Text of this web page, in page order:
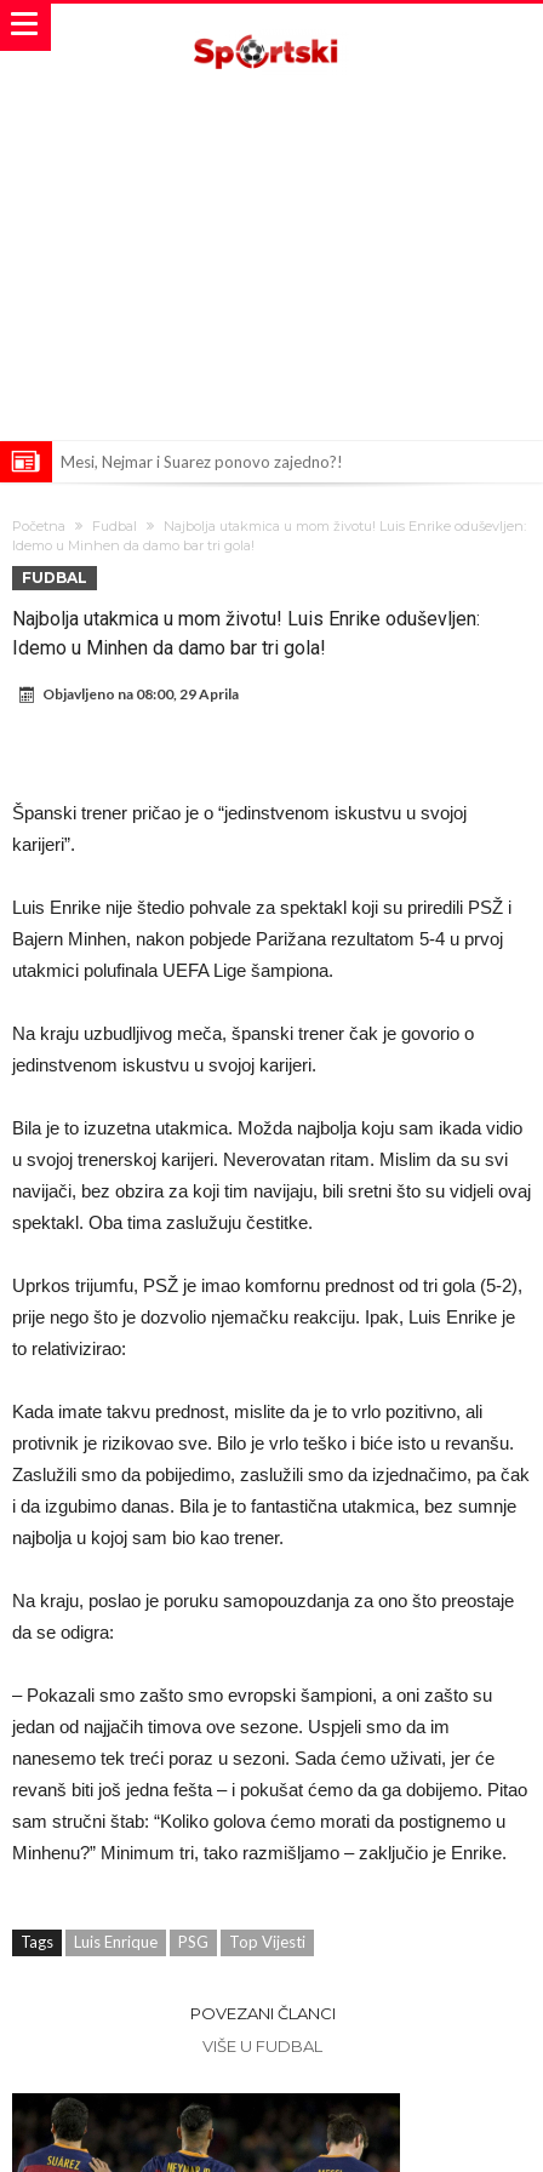
Mesi, Nejmar i Suarez ponovo zajedno?!
miliona eura!
Rashford se vratio u Manchester United. Odbija Tursku i Saudijsku
Arabiju
Darwin Núñez blizu Trabzonsporu
Ferran Torres sve bliže PSG-u
Početna Fudbal
Najbolja utakmica u mom životu! Luis Enrike oduševljen:
Idemo u Minhen da damo bar tri gola!
FUDBAL
Najbolja utakmica u mom životu! Luis Enrike oduševljen:
Idemo u Minhen da damo bar tri gola!
Objavljeno na 08:00, 29 Aprila
Španski trener pričao je o “jedinstvenom iskustvu u svojoj
karijeri”.
Luis Enrike nije štedio pohvale za spektakl koji su priredili PSŽ i
Bajern Minhen, nakon pobjede Parižana rezultatom 5-4 u prvoj
utakmici polufinala UEFA Lige šampiona.
Na kraju uzbudljivog meča, španski trener čak je govorio o
jedinstvenom iskustvu u svojoj karijeri.
Bila je to izuzetna utakmica. Možda najbolja koju sam ikada vidio
u svojoj trenerskoj karijeri. Neverovatan ritam. Mislim da su svi
navijači, bez obzira za koji tim navijaju, bili sretni što su vidjeli ovaj
spektakl. Oba tima zaslužuju čestitke.
Uprkos trijumfu, PSŽ je imao komfornu prednost od tri gola (5-2),
prije nego što je dozvolio njemačku reakciju. Ipak, Luis Enrike je
to relativizirao:
Kada imate takvu prednost, mislite da je to vrlo pozitivno, ali
protivnik je rizikovao sve. Bilo je vrlo teško i biće isto u revanšu.
Zaslužili smo da pobijedimo, zaslužili smo da izjednačimo, pa čak
i da izgubimo danas. Bila je to fantastična utakmica, bez sumnje
najbolja u kojoj sam bio kao trener.
Na kraju, poslao je poruku samopouzdanja za ono što preostaje
da se odigra:
– Pokazali smo zašto smo evropski šampioni, a oni zašto su
jedan od najjačih timova ove sezone. Uspjeli smo da im
nanesemo tek treći poraz u sezoni. Sada ćemo uživati, jer će
revanš biti još jedna fešta – i pokušat ćemo da ga dobijemo. Pitao
sam stručni štab: “Koliko golova ćemo morati da postignemo u
Minhenu?” Minimum tri, tako razmišljamo – zaključio je Enrike.
Tags Luis Enrique PSG Top Vijesti
POVEZANI ČLANCI
VIŠE U FUDBAL